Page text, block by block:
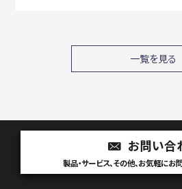
一覧を見る
お問い合
製品・サービス、その他、お気軽にお